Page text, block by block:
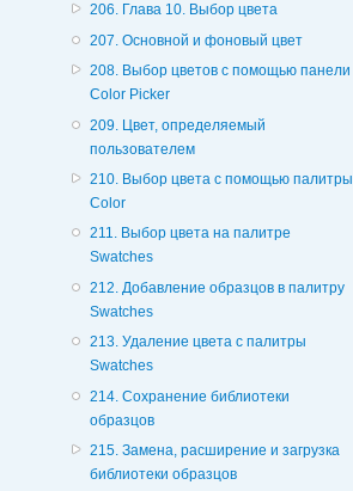
206. Глава 10. Выбор цвета
207. Основной и фоновый цвет
208. Выбор цветов с помощью панели
Color Picker
209. Цвет, определяемый
пользователем
210. Выбор цвета с помощью палитры
Color
211. Выбор цвета на палитре
Swatches
212. Добавление образцов в палитру
Swatches
213. Удаление цвета с палитры
Swatches
214. Сохранение библиотеки
образцов
215. Замена, расширение и загрузка
библиотеки образцов